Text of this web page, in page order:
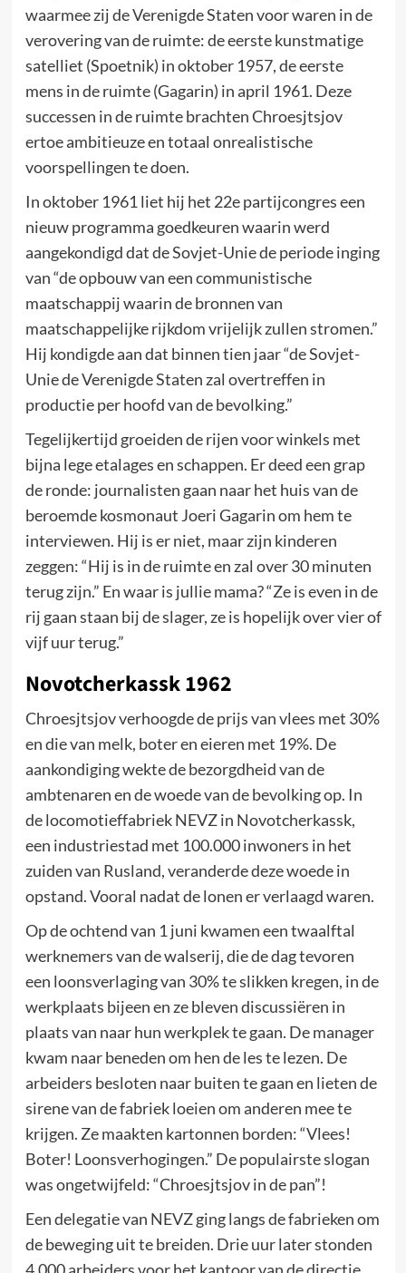
waarmee zij de Verenigde Staten voor waren in de
verovering van de ruimte: de eerste kunstmatige
satelliet (Spoetnik) in oktober 1957, de eerste
mens in de ruimte (Gagarin) in april 1961. Deze
successen in de ruimte brachten Chroesjtsjov
ertoe ambitieuze en totaal onrealistische
voorspellingen te doen.
In oktober 1961 liet hij het 22e partijcongres een
nieuw programma goedkeuren waarin werd
aangekondigd dat de Sovjet-Unie de periode inging
van “de opbouw van een communistische
maatschappij waarin de bronnen van
maatschappelijke rijkdom vrijelijk zullen stromen.”
Hij kondigde aan dat binnen tien jaar “de Sovjet-
Unie de Verenigde Staten zal overtreffen in
productie per hoofd van de bevolking.”
Tegelijkertijd groeiden de rijen voor winkels met
bijna lege etalages en schappen. Er deed een grap
de ronde: journalisten gaan naar het huis van de
beroemde kosmonaut Joeri Gagarin om hem te
interviewen. Hij is er niet, maar zijn kinderen
zeggen: “Hij is in de ruimte en zal over 30 minuten
terug zijn.” En waar is jullie mama? “Ze is even in de
rij gaan staan bij de slager, ze is hopelijk over vier of
vijf uur terug.”
Novotcherkassk 1962
Chroesjtsjov verhoogde de prijs van vlees met 30%
en die van melk, boter en eieren met 19%. De
aankondiging wekte de bezorgdheid van de
ambtenaren en de woede van de bevolking op. In
de locomotieffabriek NEVZ in Novotcherkassk,
een industriestad met 100.000 inwoners in het
zuiden van Rusland, veranderde deze woede in
opstand. Vooral nadat de lonen er verlaagd waren.
Op de ochtend van 1 juni kwamen een twaalftal
werknemers van de walserij, die de dag tevoren
een loonsverlaging van 30% te slikken kregen, in de
werkplaats bijeen en ze bleven discussiëren in
plaats van naar hun werkplek te gaan. De manager
kwam naar beneden om hen de les te lezen. De
arbeiders besloten naar buiten te gaan en lieten de
sirene van de fabriek loeien om anderen mee te
krijgen. Ze maakten kartonnen borden: “Vlees!
Boter! Loonsverhogingen.” De populairste slogan
was ongetwijfeld: “Chroesjtsjov in de pan”!
Een delegatie van NEVZ ging langs de fabrieken om
de beweging uit te breiden. Drie uur later stonden
4.000 arbeiders voor het kantoor van de directie.